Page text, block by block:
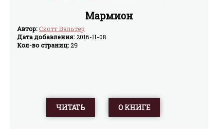
Мармион
Автор:Скотт Вальтер
Дата добавления:2016-11-08
Кол-во страниц:29
ЧИТАТЬ О КНИГЕ